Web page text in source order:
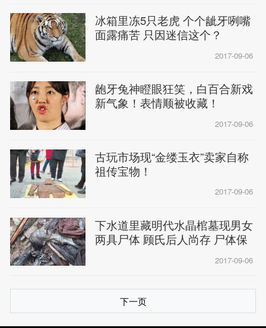
冰箱里冻5只老虎 个个龇牙咧嘴
面露痛苦 只因迷信这个？
2017-09-06
龅牙兔神瞪眼狂笑，白百合新戏
新气象！表情顺被收藏！
2017-09-06
古玩市场现“金缕玉衣”卖家自称
祖传宝物！
2017-09-06
下水道里藏明代水晶棺墓现男女
两具尸体 顾氏后人尚存 尸体保
2017-09-06
下一页